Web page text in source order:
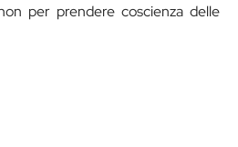
per prendere coscienza delle